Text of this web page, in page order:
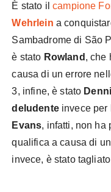
È stato ilcampione
Wehrlein a
Sambadrome di São
è stato Rowland , che
causa di un errore
3, infine, è stato
deludenteinvece
Evans, infatti, non ha
qualifica a causa di
invece, è stato